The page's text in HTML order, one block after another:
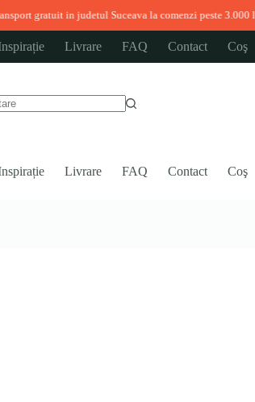
Suceava la comenzi peste 3.000 lei ◆ Livrare in
Livrare FAQ Contact Coş
Livrare FAQ Contact Coş